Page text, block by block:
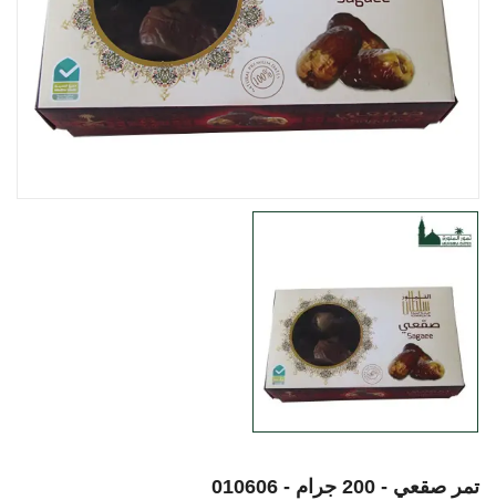
تمر صقعي - 200 جرام - 010606